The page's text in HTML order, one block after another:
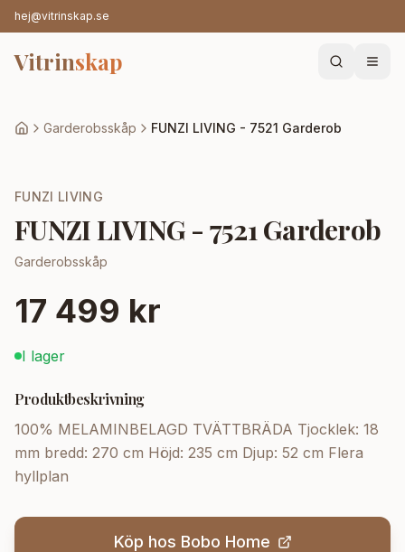
hej@vitrinskap.se
Vitrinskap
Garderobsskåp FUNZI LIVING - 7521 Garderob
FUNZI LIVING
FUNZI LIVING - 7521 Garderob
Garderobsskåp
17 499 kr
I lager
Produktbeskrivning
100% MELAMINBELAGD TVÄTTBRÄDA Tjocklek: 18
mm bredd: 270 cm Höjd: 235 cm Djup: 52 cm Flera
hyllplan
Köp hos Bobo Home